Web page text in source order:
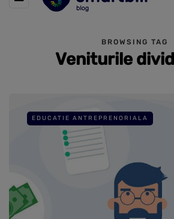
BROWSING TAG
Veniturile
EDUCATIE ANTREPRENORIALA